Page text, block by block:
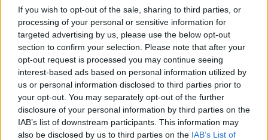
If you wish to opt-out of the sale, sharing to third parties, or
processing of your personal or sensitive information for
targeted advertising by us, please use the below opt-out
section to confirm your selection. Please note that after your
opt-out request is processed you may continue seeing
interest-based ads based on personal information utilized by
us or personal information disclosed to third parties prior to
your opt-out. You may separately opt-out of the further
disclosure of your personal information by third parties on the
IAB’s list of downstream participants. This information may
also be disclosed by us to third parties on the IAB’s List of
Alpha Bank: Για πρώτη φορά το Αρχαίο Θέατρο Επιδαύρου άνοιξε τις
πύλες του σε όλους
ΠΕΡΙΣΣΌΤΕΡΑ ΣΕ ΑΥΤΉ ΤΗΝ ΚΑΤΗΓΟΡΊΑ